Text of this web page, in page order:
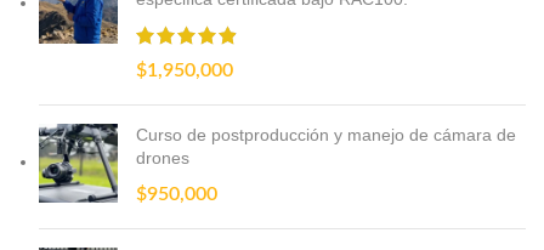
$1,950,000
Curso de postproducción y manejo de cámara de
drones
$950,000